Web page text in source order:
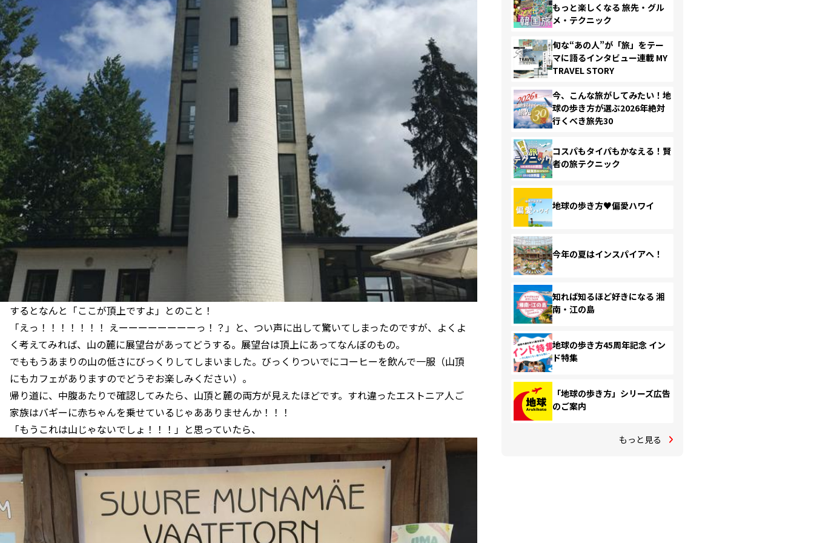
するとなんと「ここが頂上ですよ」とのこと！
「えっ！！！！！！！ えーーーーーーーーっ！？」と、つい声に出して驚いてしまったのですが、よくよ
く考えてみれば、山の麓に展望台があってどうする。展望台は頂上にあってなんぼのもの。
でももうあまりの山の低さにびっくりしてしまいました。びっくりついでにコーヒーを飲んで一服（山頂
にもカフェがありますのでどうぞお楽しみください）。
帰り道に、中腹あたりで確認してみたら、山頂と麓の両方が見えたほどです。すれ違ったエストニア人ご
家族はバギーに赤ちゃんを乗せているじゃあありませんか！！！
「もうこれは山じゃないでしょ！！！」と思っていたら、
もっと楽しくなる 旅先・グル
メ・テクニック
旬な“あの人”が「旅」をテー
マに語るインタビュー連載 MY
TRAVEL STORY
今、こんな旅がしてみたい！地
球の歩き方が選ぶ2026年絶対
行くべき旅先30
コスパもタイパもかなえる！賢
者の旅テクニック
地球の歩き方♥偏愛ハワイ
今年の夏はインスパイアへ！
知れば知るほど好きになる 湘
南・江の島
地球の歩き方45周年記念 イン
ド特集
「地球の歩き方」シリーズ広告
のご案内
もっと見る